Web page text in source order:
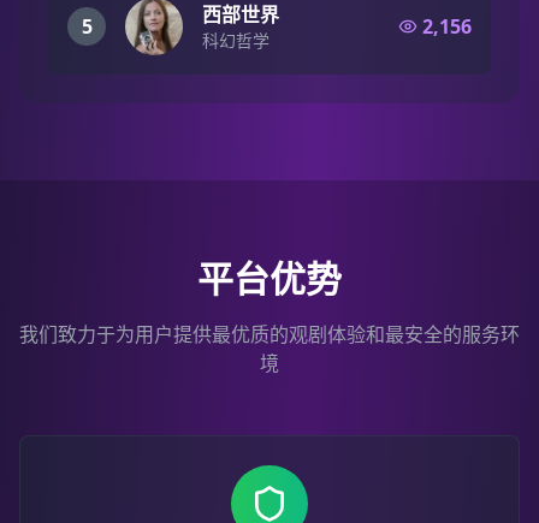
5 西部世界
科幻哲学
2,156
平台优势
我们致力于为用户提供最优质的观剧体验和最安全的服务环
境